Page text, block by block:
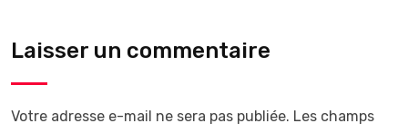
Laisser un commentaire
Votre adresse e-mail ne sera pas publiée. Les champs